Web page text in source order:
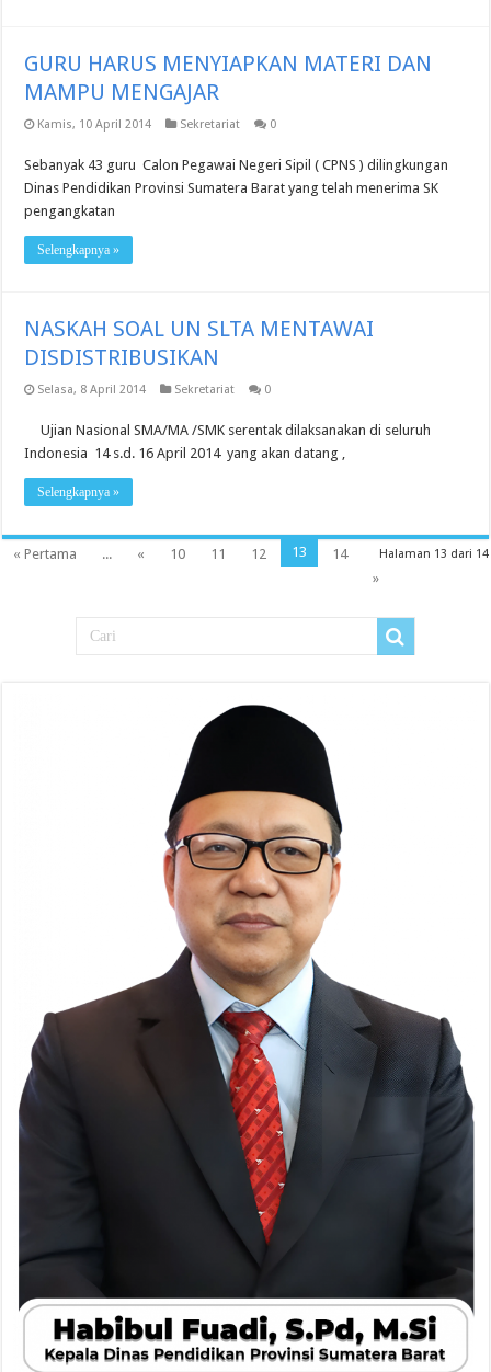
GURU HARUS MENYIAPKAN MATERI DAN
MAMPU MENGAJAR
Kamis, 10 April 2014 Sekretariat 0
Sebanyak 43 guru Calon Pegawai Negeri Sipil ( CPNS ) dilingkungan
Dinas Pendidikan Provinsi Sumatera Barat yang telah menerima SK
pengangkatan
Selengkapnya »
NASKAH SOAL UN SLTA MENTAWAI
DISDISTRIBUSIKAN
Selasa, 8 April 2014 Sekretariat 0
Ujian Nasional SMA/MA /SMK serentak dilaksanakan di seluruh
Indonesia 14 s.d. 16 April 2014 yang akan datang ,
Selengkapnya »
Halaman 13 dari 14
« Pertama ... « 10 11 12 13
14
»